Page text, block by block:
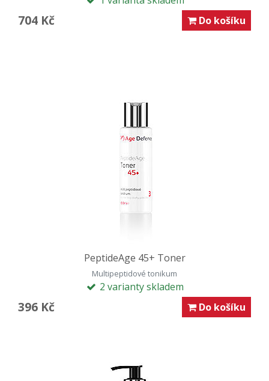
704 Kč Do košíku
PeptideAge 45+ Toner
Multipeptidové tonikum
2 varianty skladem
396 Kč Do košíku